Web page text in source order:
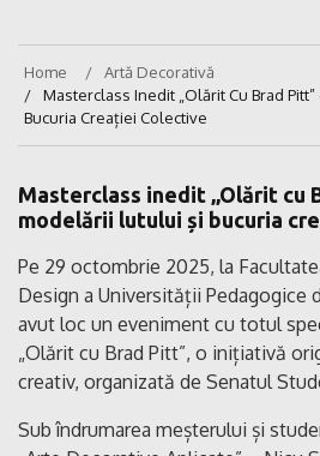
Home
Artă Decorativă
Masterclass Inedit „Olărit Cu Brad
Bucuria Creației Colective
Masterclass inedit „Olărit cu
modelării lutului și bucuria
Pe 29 octombrie 2025, la
Design a Universității Pedagogice
avut loc un eveniment cu totul
„Olărit cu Brad Pitt”, o inițiativă
creativ, organizată de Senatul
Sub îndrumarea meșterului și